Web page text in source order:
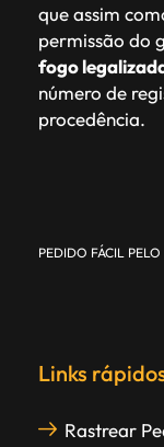
que assim
permissão do
fogo
número de
procedência.
PEDIDO FÁCIL
Links
Rastrear